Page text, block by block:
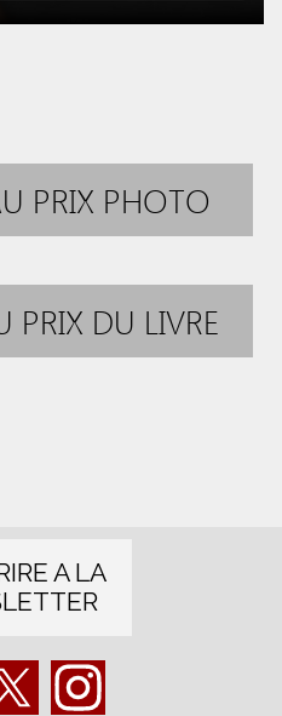
PRIX PHOTO
PRIX DU LIVRE
A LA